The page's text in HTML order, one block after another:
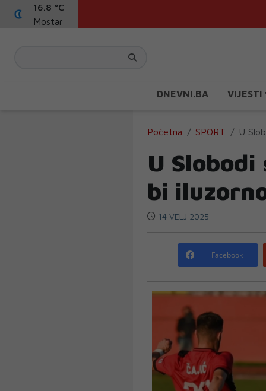
16.8 °C
Mostar
DNEVNI.BA VIJESTI
Početna SPORT U
U
bi
14 VELJ 2025
Facebook